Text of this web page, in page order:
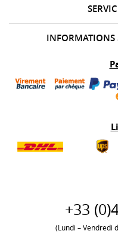
INFORMATIONS
+33 (0)
(Lundi – Vendredi